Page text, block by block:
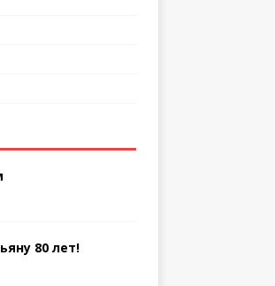
80 лет!